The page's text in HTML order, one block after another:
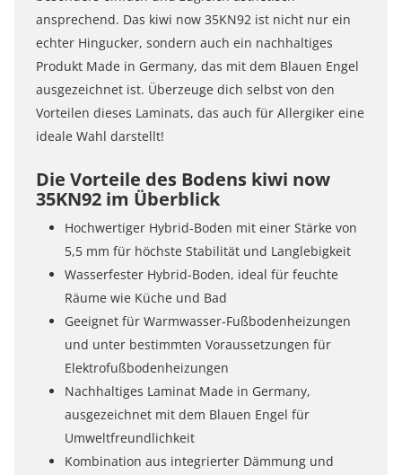
ansprechend. Das kiwi now 35KN92 ist nicht nur ein
echter Hingucker, sondern auch ein nachhaltiges
Produkt Made in Germany, das mit dem Blauen Engel
ausgezeichnet ist. Überzeuge dich selbst von den
Vorteilen dieses Laminats, das auch für Allergiker eine
ideale Wahl darstellt!
Die Vorteile des Bodens kiwi now
35KN92 im Überblick
Hochwertiger Hybrid-Boden mit einer Stärke von
5,5 mm für höchste Stabilität und Langlebigkeit
Wasserfester Hybrid-Boden, ideal für feuchte
Räume wie Küche und Bad
Geeignet für Warmwasser-Fußbodenheizungen
und unter bestimmten Voraussetzungen für
Elektrofußbodenheizungen
Nachhaltiges Laminat Made in Germany,
ausgezeichnet mit dem Blauen Engel für
Umweltfreundlichkeit
Kombination aus integrierter Dämmung und